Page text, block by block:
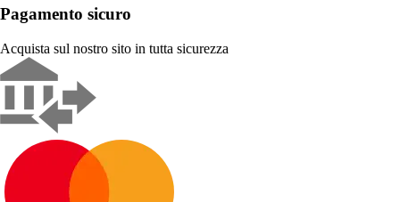
Pagamento sicuro
Acquista sul nostro sito in tutta sicurezza